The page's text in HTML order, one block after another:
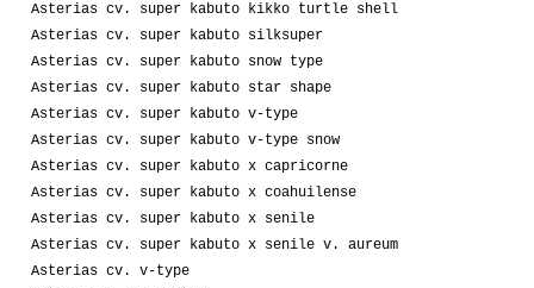
Asterias cv. super kabuto kikko turtle shell
Asterias cv. super kabuto silksuper
Asterias cv. super kabuto snow type
Asterias cv. super kabuto star shape
Asterias cv. super kabuto v-type
Asterias cv. super kabuto v-type snow
Asterias cv. super kabuto x capricorne
Asterias cv. super kabuto x coahuilense
Asterias cv. super kabuto x senile
Asterias cv. super kabuto x senile v. aureum
Asterias cv. v-type